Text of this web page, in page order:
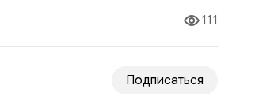
111
Подписаться